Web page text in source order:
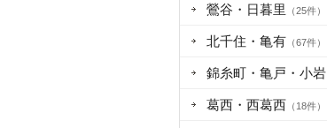
鶯谷・日暮里 （25件）
北千住・亀有 （67件）
錦糸町・亀戸・小岩
葛西・西葛西 （18件）